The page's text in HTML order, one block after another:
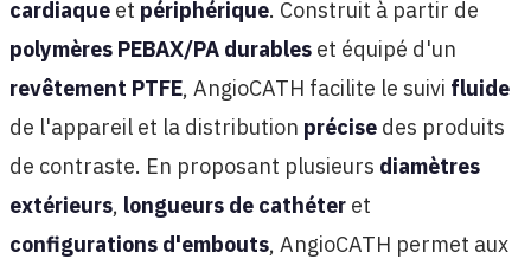
cardiaque et périphérique. Construit à partir de
polymères PEBAX/PA durables et équipé d'un
revêtement PTFE, AngioCATH facilite le suivi fluide
de l'appareil et la distribution précise des produits
de contraste. En proposant plusieurs diamètres
extérieurs, longueurs de cathéter et
configurations d'embouts, AngioCATH permet aux